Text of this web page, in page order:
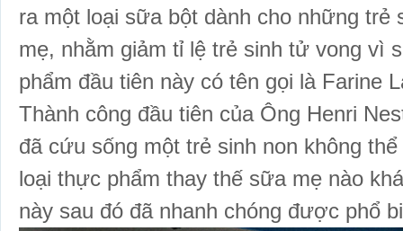
ra một loại sữa bột dành cho những trẻ
mẹ, nhằm giảm tỉ lệ trẻ sinh tử vong vì
phẩm đầu tiên này có tên gọi là Farine
Thành công đầu tiên của Ông Henri
đã cứu sống một trẻ sinh non không
loại thực phẩm thay thế sữa mẹ nào
này sau đó đã nhanh chóng được phổ